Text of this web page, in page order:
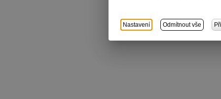
Nastavení Odmítnout vše